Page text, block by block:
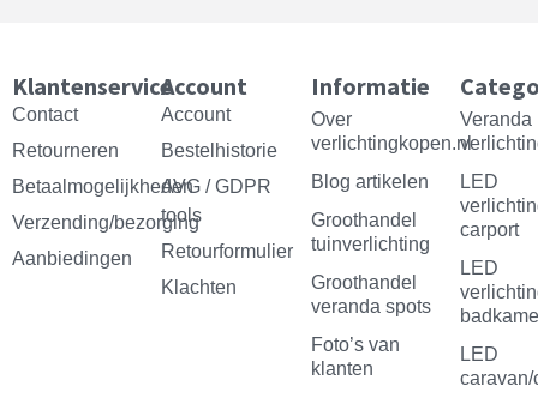
e
b
o
o
k
t
g
r
a
t
e
r
e
s
t
t
b
e
Klantenservice
Contact
Retourneren
Betaalmogelijkheden
Verzending/bezorging
Aanbiedingen
Account
Account
Bestelhistorie
AVG / GDPR
tools
Retourformulier
Klachten
Informatie
Over
verlichtingkopen.nl
Blog artikelen
Groothandel
tuinverlichting
Groothandel
veranda spots
Foto’s van
klanten
Veranda
LED
carport
LED
LED
caravan/